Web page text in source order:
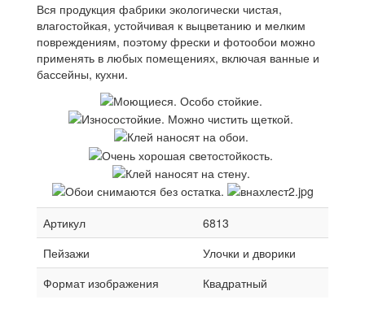
Вся продукция фабрики экологически чистая,
влагостойкая, устойчивая к выцветанию и мелким
повреждениям, поэтому фрески и фотообои можно
применять в любых помещениях, включая ванные и
бассейны, кухни.
Артикул
6813
Пейзажи
Улочки и дворики
Формат изображения
Квадратный